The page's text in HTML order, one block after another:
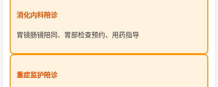
消化内科陪诊
胃镜肠镜陪同、胃部检查预约、用药指导
重症监护陪诊